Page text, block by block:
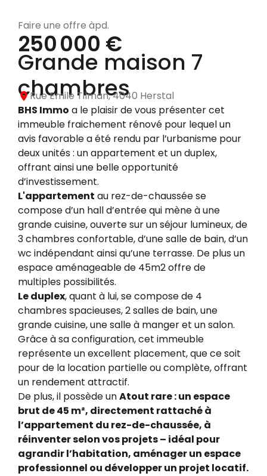
Faire une offre àpd.
250 000 €
Grande maison 7
chambres
Rue Emile Tilman, 4040 Herstal
BHS Immo a le plaisir de vous présenter cet
immeuble fraichement rénové pour lequel un
avis favorable a été rendu par l’urbanisme pour
deux unités : un appartement et un duplex,
offrant ainsi une belle opportunité
d’investissement.
L'appartement au rez-de-chaussée se
compose d’un hall d’entrée qui mène à une
grande cuisine, ouverte sur un séjour lumineux, de
3 chambres confortable, d’une salle de bain, d’un
wc indépendant ainsi qu’une terrasse. De plus un
espace aménageable de 45m2 offre de
multiples possibilités.
Le duplex, quant à lui, se compose de 4
chambres spacieuses, 2 salles de bain, une
grande cuisine, une salle à manger et un salon.
Grâce à sa configuration, cet immeuble
représente un excellent placement, que ce soit
pour de la location partielle ou complète, offrant
un rendement attractif.
De plus, il possède unAtout rare : un espace
brut de 45 m², directement rattaché à
l’appartement du rez-de-chaussée, à
réinventer selon vos projets – idéal pour
agrandir l’habitation, aménager un espace
professionnel ou développer un projet locatif.